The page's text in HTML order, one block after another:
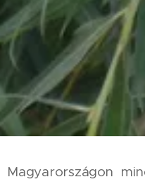
Magyarországon